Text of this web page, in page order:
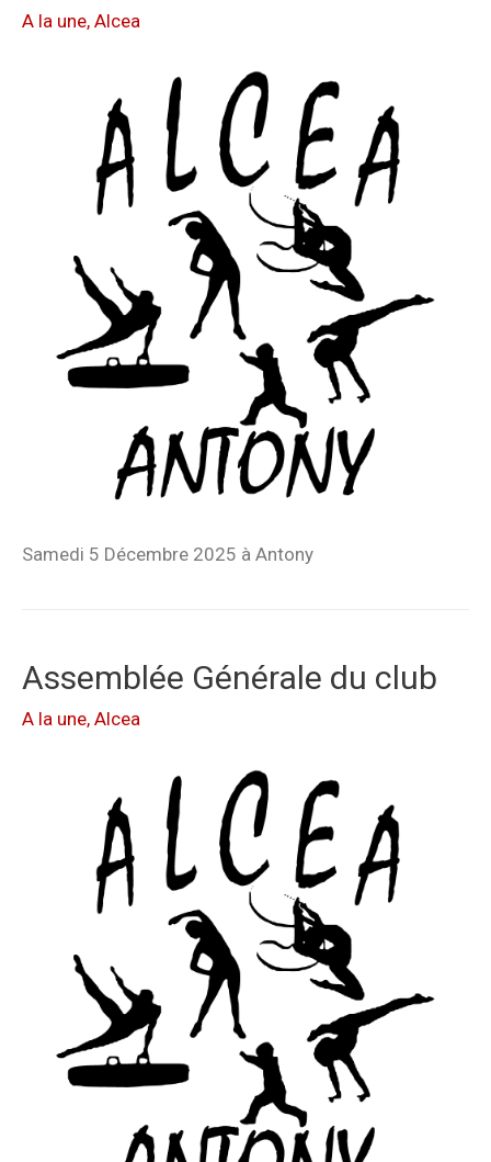
A la une, Alcea
Samedi 5 Décembre 2025 à Antony
Assemblée Générale du club
A la une, Alcea